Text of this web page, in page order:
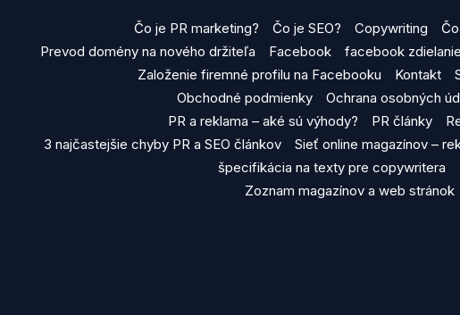
Čo je PR marketing? Čo je SEO? Copywriting
Prevod domény na nového držiteľa
Facebook facebook
Založenie firemné profilu na Facebooku
Kontakt
Obchodné podmienky
Ochrana osobných
PR a reklama – aké sú výhody?
PR články
3 najčastejšie chyby PR a SEO článkov
Sieť online magazínov –
špecifikácia na texty pre copywritera
Zoznam magazínov a web stránok